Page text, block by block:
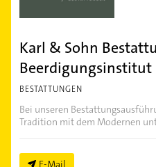
Karl & Sohn
Beerdigungsinstitut
BESTATTUNGEN
Bei unseren
Tradition mit dem Modernen
E-Mail